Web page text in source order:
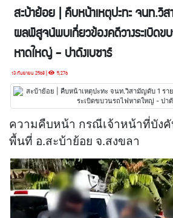
สะบ้าย้อย | คืบหน้าเหตุปะทะ จนท.วิ
ผลพิสูจน์พบเกี่ยวข้องคดีวางระเบิดข
หาดใหญ่ - ปาดังเบซาร์
13 กันยายน 2568 | 5,276
ความคืบหน้า กรณีเจ้าหน้าที่บัง
พื้นที่ อ.สะบ้าย้อย จ.สงขลา